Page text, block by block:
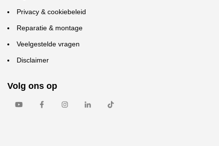
Privacy & cookiebeleid
Reparatie & montage
Veelgestelde vragen
Disclaimer
Volg ons op